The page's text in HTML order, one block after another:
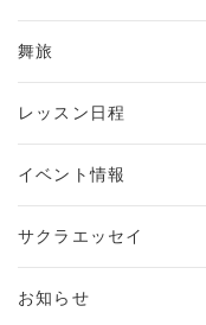
舞旅
レッスン日程
イベント情報
サクラエッセイ
お知らせ